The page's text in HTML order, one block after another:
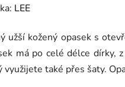
LEE
užší kožený opasek s
má po celé délce dírky,
využijete také přes šaty.